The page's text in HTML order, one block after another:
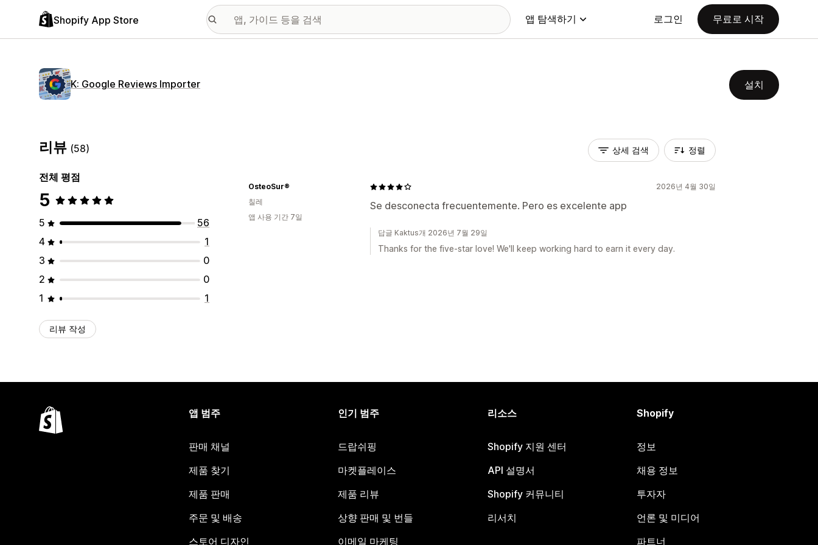
Shopify App Store 앱 탐색하기 로그인 무료로 시작
K: Google Reviews Importer 설치
리뷰 (58)
전체 평점
5
5
56
4
1
3
0
2
0
1
1
리뷰 작성
상세 검색 정렬
2026년 4월 30일
Se desconecta frecuentemente. Pero es excelente app
OsteoSur®
칠레
앱 사용 기간 7일
답글 Kaktus개 2026년 7월 29일
Thanks for the five-star love! We'll keep working hard to earn it every day.
앱 범주
판매 채널
제품 찾기
제품 판매
주문 및 배송
스토어 디자인
인기 범주
드랍쉬핑
마켓플레이스
제품 리뷰
상향 판매 및 번들
이메일 마케팅
리소스
Shopify 지원 센터
API 설명서
Shopify 커뮤니티
리서치
Shopify
정보
채용 정보
투자자
언론 및 미디어
파트너